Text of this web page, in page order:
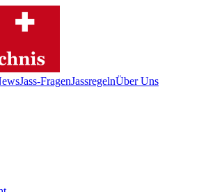
Jass-FragenJassregelnÜber Uns